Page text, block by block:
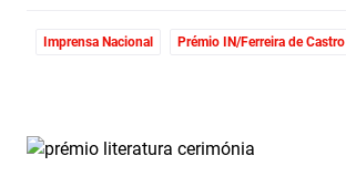
Imprensa Nacional Prémio IN/Ferreira de Castro